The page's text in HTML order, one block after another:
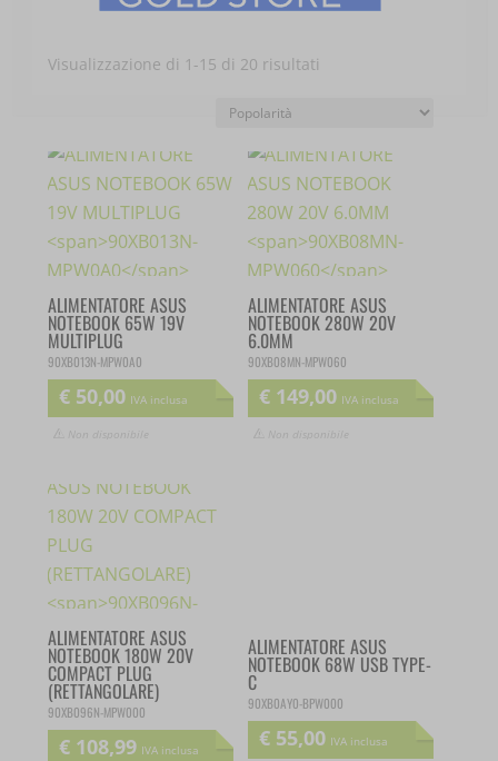
Visualizzazione di 1-15 di 20 risultati
ALIMENTATORE ASUS
NOTEBOOK 65W 19V
MULTIPLUG
90XB013N-MPW0A0
€ 50,00 IVA inclusa
Non disponibile
ALIMENTATORE ASUS
NOTEBOOK 280W 20V
6.0MM
90XB08MN-MPW060
€ 149,00 IVA inclusa
Non disponibile
ALIMENTATORE ASUS
NOTEBOOK 180W 20V
COMPACT PLUG
(RETTANGOLARE)
90XB096N-MPW000
€ 108,99 IVA inclusa
ALIMENTATORE ASUS
NOTEBOOK 68W USB TYPE-
C
90XB0AY0-BPW000
€ 55,00 IVA inclusa